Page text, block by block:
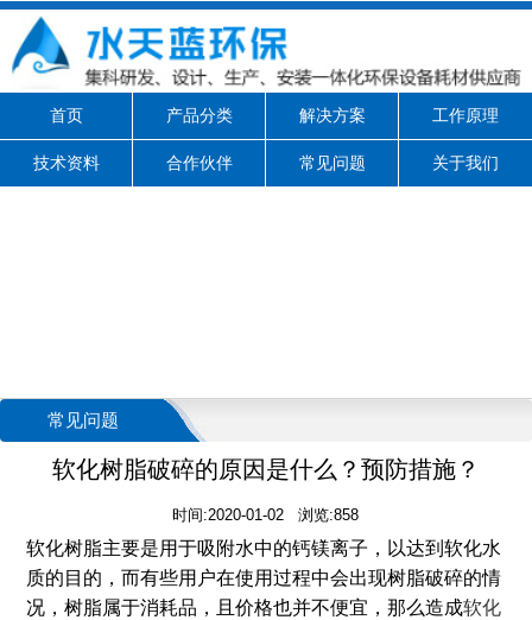
首页 产品分类 解决方案 工作原理
技术资料 合作伙伴 常见问题 关于我们
常见问题
软化树脂破碎的原因是什么？预防措施？
时间:2020-01-02 浏览:858
软化树脂主要是用于吸附水中的钙镁离子，以达到软化水
质的目的，而有些用户在使用过程中会出现树脂破碎的情
况，树脂属于消耗品，且价格也并不便宜，那么造成软化